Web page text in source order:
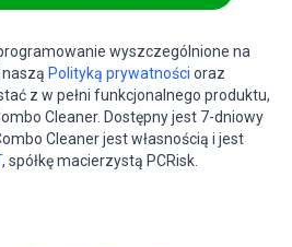
wyszczególnione na
Polityką prywatności oraz
z w pełni funkcjonalnego produktu,
Cleaner. Dostępny jest 7-dniowy
Cleaner jest własnością i jest
, spółkę macierzystą PCRisk.